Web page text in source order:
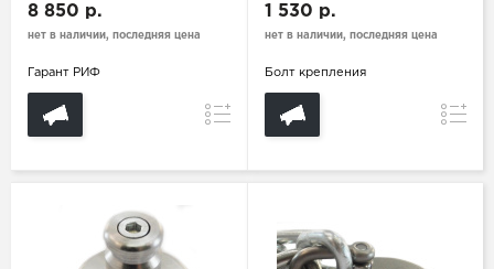
8 850 р.
нет в наличии, последняя цена
Гарант РИФ
Сравнение
1 530 р.
нет в наличии, последняя цена
Болт крепления